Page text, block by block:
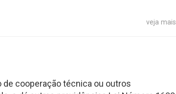
veja mais
cooperação técnica ou outros